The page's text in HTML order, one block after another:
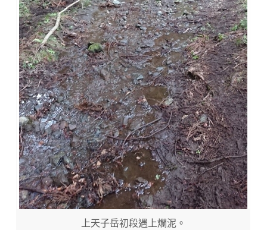
上天子岳初段遇上爛泥。